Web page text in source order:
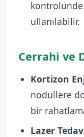
kontrolünde
ullanılabilir.
Cerrahi ve
Kortizon
nodüllere
bir
Lazer